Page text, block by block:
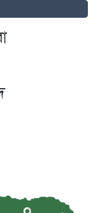
মুখ খুললেন কাজল